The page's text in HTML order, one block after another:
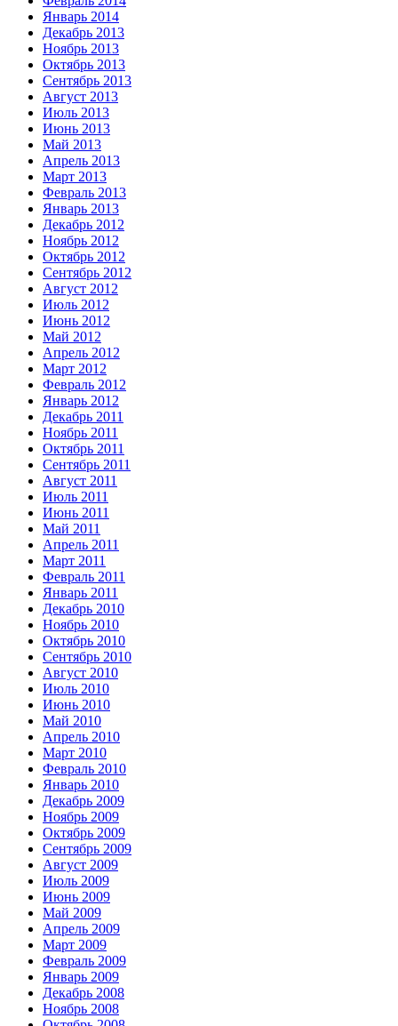
Январь 2014
Декабрь 2013
Ноябрь 2013
Октябрь 2013
Сентябрь 2013
Август 2013
Июль 2013
Июнь 2013
Май 2013
Апрель 2013
Март 2013
Февраль 2013
Январь 2013
Декабрь 2012
Ноябрь 2012
Октябрь 2012
Сентябрь 2012
Август 2012
Июль 2012
Июнь 2012
Май 2012
Апрель 2012
Март 2012
Февраль 2012
Январь 2012
Декабрь 2011
Ноябрь 2011
Октябрь 2011
Сентябрь 2011
Август 2011
Июль 2011
Июнь 2011
Май 2011
Апрель 2011
Март 2011
Февраль 2011
Январь 2011
Декабрь 2010
Ноябрь 2010
Октябрь 2010
Сентябрь 2010
Август 2010
Июль 2010
Июнь 2010
Май 2010
Апрель 2010
Март 2010
Февраль 2010
Январь 2010
Декабрь 2009
Ноябрь 2009
Октябрь 2009
Сентябрь 2009
Август 2009
Июль 2009
Июнь 2009
Май 2009
Апрель 2009
Март 2009
Февраль 2009
Январь 2009
Декабрь 2008
Ноябрь 2008